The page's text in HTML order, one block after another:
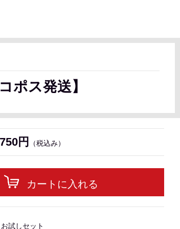
ポス発送】
750円 （税込み）
カートに入れる
お試しセット